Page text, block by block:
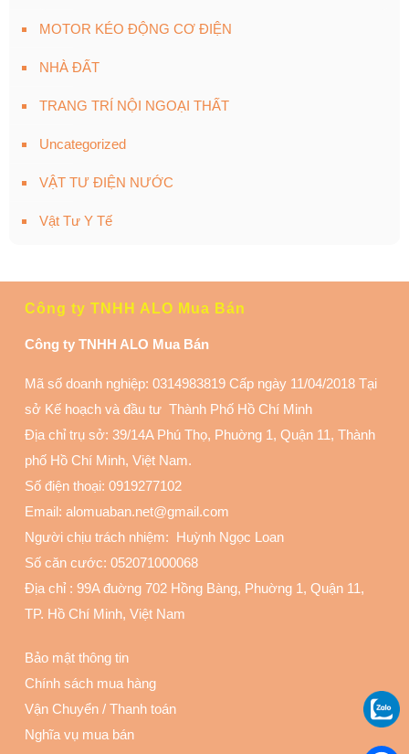
MOTOR KÉO ĐỘNG CƠ ĐIỆN
NHÀ ĐẤT
TRANG TRÍ NỘI NGOẠI THẤT
Uncategorized
VẬT TƯ ĐIỆN NƯỚC
Vật Tư Y Tế
Công ty TNHH ALO Mua Bán
Công ty TNHH ALO Mua Bán
Mã số doanh nghiệp: 0314983819 Cấp ngày 11/04/2018 Tại
sở Kế hoạch và đầu tư Thành Phố Hồ Chí Minh
Địa chỉ trụ sở: 39/14A Phú Thọ, Phuờng 1, Quận 11, Thành
phố Hồ Chí Minh, Việt Nam.
Số điện thoại: 0919277102
Email: alomuaban.net@gmail.com
Người chịu trách nhiệm: Huỳnh Ngọc Loan
Số căn cước: 052071000068
Địa chỉ : 99A đuờng 702 Hồng Bàng, Phuờng 1, Quận 11,
TP. Hồ Chí Minh, Việt Nam
Bảo mật thông tin
Chính sách mua hàng
Vận Chuyển / Thanh toán
Nghĩa vụ mua bán